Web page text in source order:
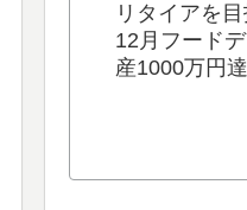
リタイアを
12月フード
産1000万円